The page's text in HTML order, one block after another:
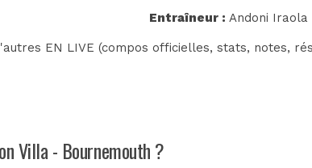
Entraîneur : Andoni Iraola
EN LIVE (compos officielles, stats, notes,
Villa - Bournemouth ?